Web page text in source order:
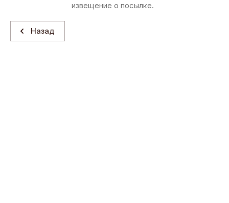
извещение о посылке.
Назад